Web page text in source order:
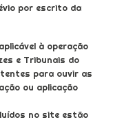
por escrito da
à operação
e Tribunais do
para ouvir as
ou aplicação
no site estão